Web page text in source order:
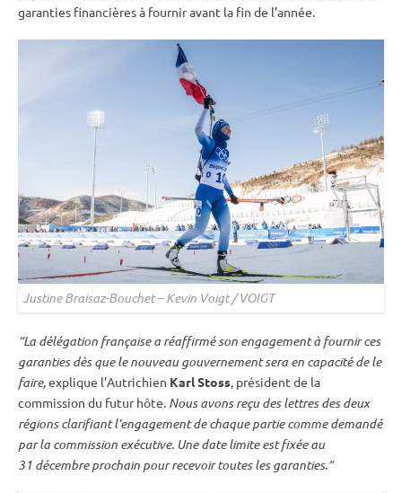
garanties financières à fournir avant la fin de l’année.
Justine Braisaz-Bouchet – Kevin Voigt / VOIGT
“La délégation française a réaffirmé son engagement à fournir ces
garanties dès que le nouveau gouvernement sera en capacité de le
faire,explique l’Autrichien Karl Stoss, président de la
commission du futur hôte. Nous avons reçu des lettres des deux
régions clarifiant l’engagement de chaque partie comme demandé
par la commission exécutive. Une date limite est fixée au
31 décembre prochain pour recevoir toutes les garanties.“